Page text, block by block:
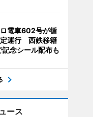
電車602号が循
運行 西鉄移籍
念シール配布も
ース